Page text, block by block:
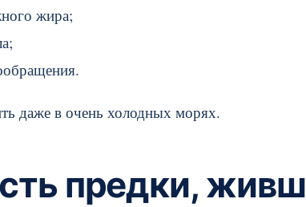
жира;
даже в очень холодных морях.
предки,